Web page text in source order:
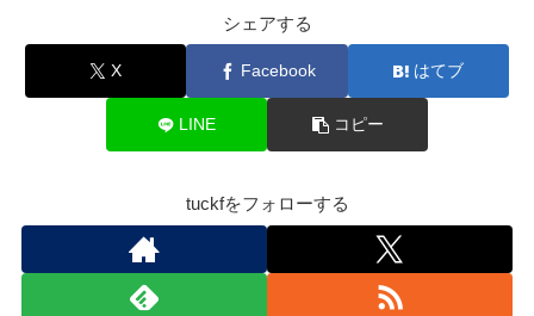
シェアする
X Facebook はてブ
LINE コピー
tuckfをフォローする